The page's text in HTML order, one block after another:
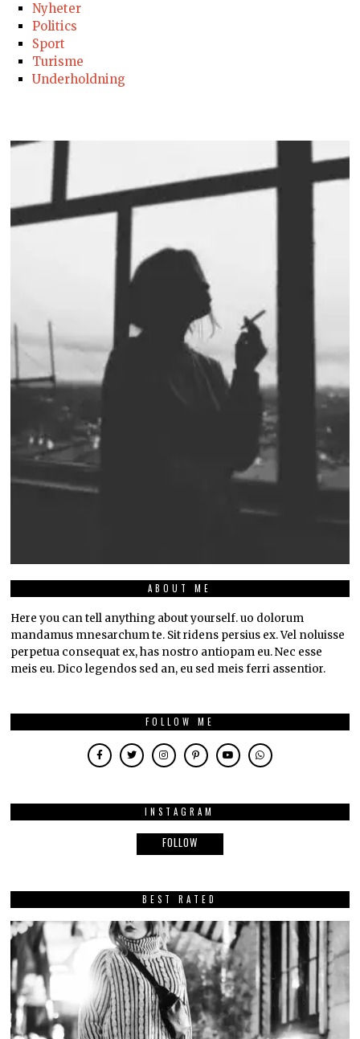
Nyheter
Politics
Sport
Turisme
Underholdning
ABOUT ME
Here you can tell anything about yourself. uo dolorum
mandamus mnesarchum te. Sit ridens persius ex. Vel noluisse
perpetua consequat ex, has nostro antiopam eu. Nec esse
meis eu. Dico legendos sed an, eu sed meis ferri assentior.
FOLLOW ME
INSTAGRAM
FOLLOW
BEST RATED